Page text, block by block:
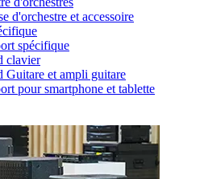
d'orchestre et accessoire
spécifique
clavier
Guitare et ampli guitare
pour smartphone et tablette